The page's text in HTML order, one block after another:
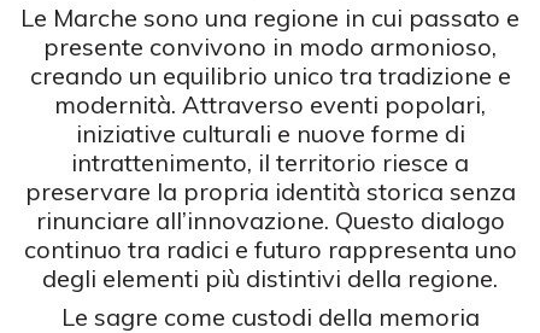
Le Marche sono una regione in cui passato e
presente convivono in modo armonioso,
creando un equilibrio unico tra tradizione e
modernità. Attraverso eventi popolari,
iniziative culturali e nuove forme di
intrattenimento, il territorio riesce a
preservare la propria identità storica senza
rinunciare all’innovazione. Questo dialogo
continuo tra radici e futuro rappresenta uno
degli elementi più distintivi della regione.
Le sagre come custodi della memoria